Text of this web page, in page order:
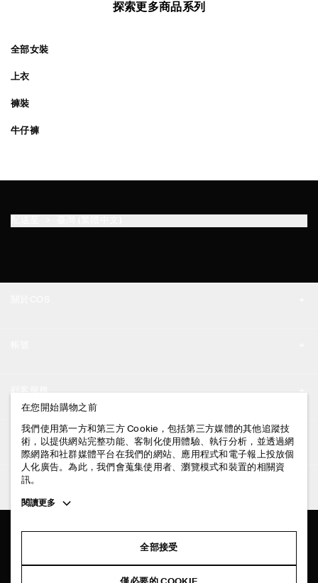
探索更多商品系列
全部女裝
上衣
褲裝
牛仔褲
登入 / 註冊
聯絡我們
配送說明
付款說明
退貨及退款說明
常見問題
法律資訊
隱私權政策
條款與細則
追蹤COS
在您開始購物之前
我們使用第一方和第三方 Cookie，包括第三方媒體的其他追蹤技
術，以提供網站完整功能、客制化使用體驗、執行分析，並透過網
際網路和社群媒體平台在我們的網站、應用程式和電子報上投放個
人化廣告。為此，我們會蒐集使用者、瀏覽模式和裝置的相關資
訊。
Toggle
閱讀更多
全部接受